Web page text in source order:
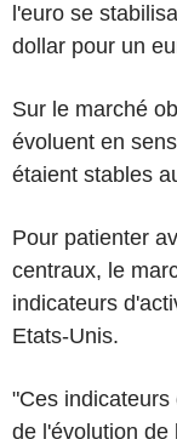
l'euro se
dollar pour un
Sur le marché
évoluent en
étaient stables
Pour patienter
centraux, le
indicateurs
Etats-Unis.
"Ces
de l'évolution de